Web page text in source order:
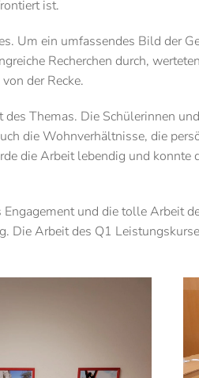
ist.
Um ein umfassendes Bild der
Recherchen durch,
der Recke.
Themas. Die Schülerinnen
die Wohnverhältnisse, die
die Arbeit lebendig und konnte
und die tolle Arbeit
Die Arbeit des Q1